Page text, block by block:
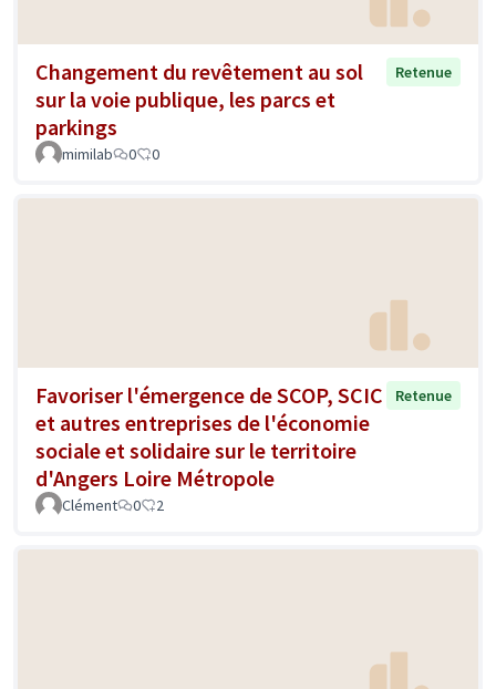
Changement du revêtement au sol
sur la voie publique, les parcs et
parkings
Retenue
mimilab 0 0
Favoriser l'émergence de SCOP, SCIC
et autres entreprises de l'économie
sociale et solidaire sur le territoire
d'Angers Loire Métropole
Retenue
Clément 0 2